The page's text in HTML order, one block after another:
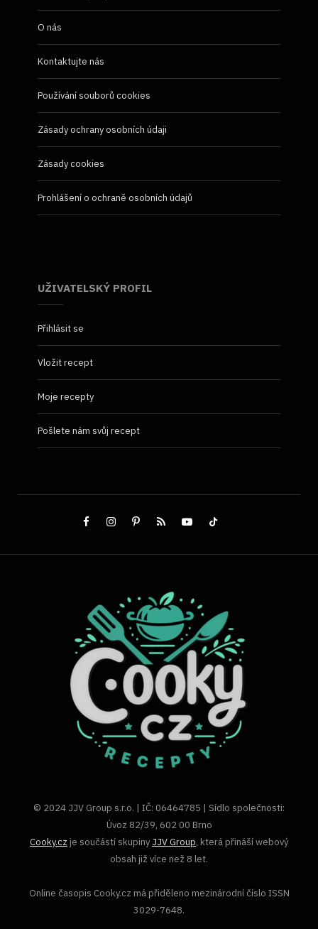
O nás
Kontaktujte nás
Používání souborů cookies
Zásady ochrany osobních údaji
Zásady cookies
Prohlášení o ochraně osobních údajů
UŽIVATELSKÝ PROFIL
Přihlásit se
Vložit recept
Moje recepty
Pošlete nám svůj recept
© 2024 JJV Group s.r.o. | IČ: 06464785 | Sídlo společnosti:
Úvoz 82/39, 602 00 Brno
Cooky.cz je součástí skupiny JJV Group, která přináší webový
obsah již více než 8 let.
Online časopis Cooky.cz má přiděleno mezinárodní číslo ISSN
3029-7648.